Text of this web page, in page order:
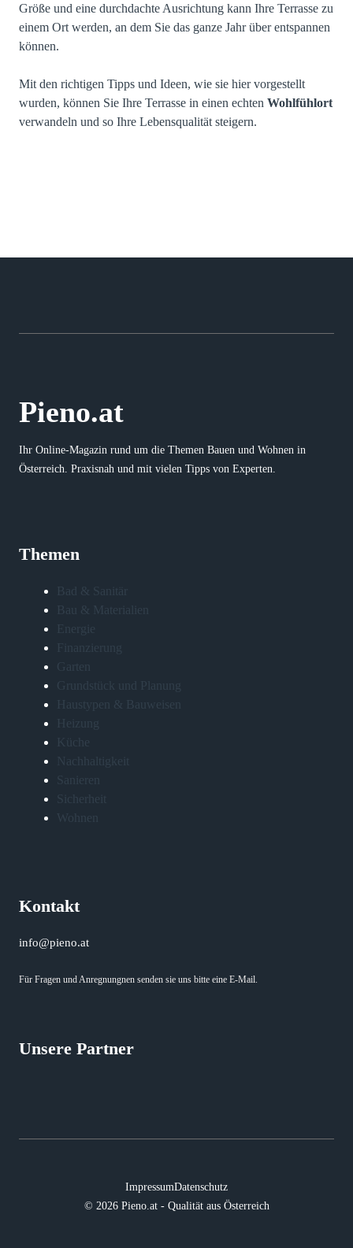
Größe und eine durchdachte Ausrichtung kann Ihre Terrasse zu
einem Ort werden, an dem Sie das ganze Jahr über entspannen
können.
Mit den richtigen Tipps und Ideen, wie sie hier vorgestellt
wurden, können Sie Ihre Terrasse in einen echten Wohlfühlort
verwandeln und so Ihre Lebensqualität steigern.
Pieno.at
Ihr Online-Magazin rund um die Themen Bauen und Wohnen in
Österreich. Praxisnah und mit vielen Tipps von Experten.
Themen
Bad & Sanitär
Bau & Materialien
Energie
Finanzierung
Garten
Grundstück und Planung
Haustypen & Bauweisen
Heizung
Küche
Nachhaltigkeit
Sanieren
Sicherheit
Wohnen
Kontakt
info@pieno.at
Für Fragen und Anregnungnen senden sie uns bitte eine E-Mail.
Unsere Partner
© 2026 Pieno.at - Qualität aus Österreich
ImpressumDatenschutz